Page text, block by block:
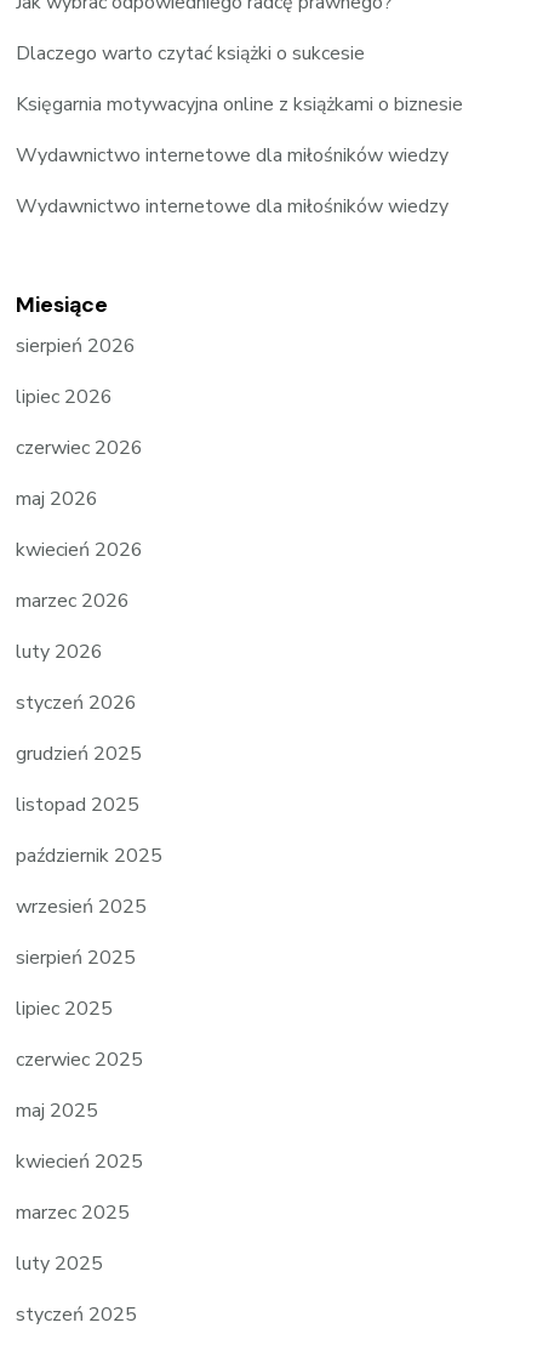
Dlaczego warto czytać książki o sukcesie
Księgarnia motywacyjna online z książkami o biznesie
Wydawnictwo internetowe dla miłośników wiedzy
Wydawnictwo internetowe dla miłośników wiedzy
Miesiące
sierpień 2026
lipiec 2026
czerwiec 2026
maj 2026
kwiecień 2026
marzec 2026
luty 2026
styczeń 2026
grudzień 2025
listopad 2025
październik 2025
wrzesień 2025
sierpień 2025
lipiec 2025
czerwiec 2025
maj 2025
kwiecień 2025
marzec 2025
luty 2025
styczeń 2025